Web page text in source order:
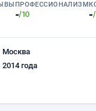
ПРОФЕССИОНАЛИЗМ
-/10 -
Москва
2014 года